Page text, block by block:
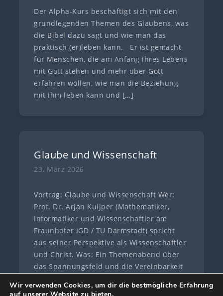
Der Alpha-Kurs beschäftigt sich mit den
grundlegenden Themen des Glaubens, was
die Bibel dazu sagt und wie man das
praktisch (er)leben kann. Er ist gemacht
für Menschen, die am Anfang ihres Lebens
mit Gott stehen und mehr über Gott
erfahren wollen, wie man die Beziehung
mit ihm leben kann und […]
Glaube und Wissenschaft
23. März 2026
Vortrag: Glaube und Wissenschaft Wer:
Prof. Dr. Arjan Kuijper (Mathematiker,
Informatiker und Wissenschaftler am
Fraunhofer IGD / TU Darmstadt) spricht
aus seiner Perspektive als Wissenschaftler
und Christ. Was: Ein Themenabend über
das Spannungsfeld und die Vereinbarkeit
Wir verwenden Cookies, um dir die bestmögliche Erfahrung